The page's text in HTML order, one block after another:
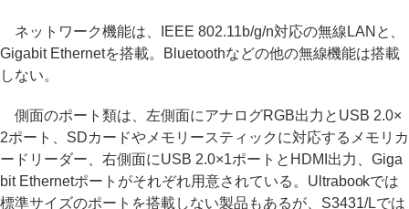
ネットワーク機能は、IEEE 802.11b/g/n対応の無線LANと、
Gigabit Ethernetを搭載。Bluetoothなどの他の無線機能は搭載
しない。
側面のポート類は、左側面にアナログRGB出力とUSB 2.0×
2ポート、SDカードやメモリースティックに対応するメモリカ
ードリーダー、右側面にUSB 2.0×1ポートとHDMI出力、Giga
bit Ethernetポートがそれぞれ用意されている。Ultrabookでは
標準サイズのポートを搭載しない製品もあるが、S3431/Lでは